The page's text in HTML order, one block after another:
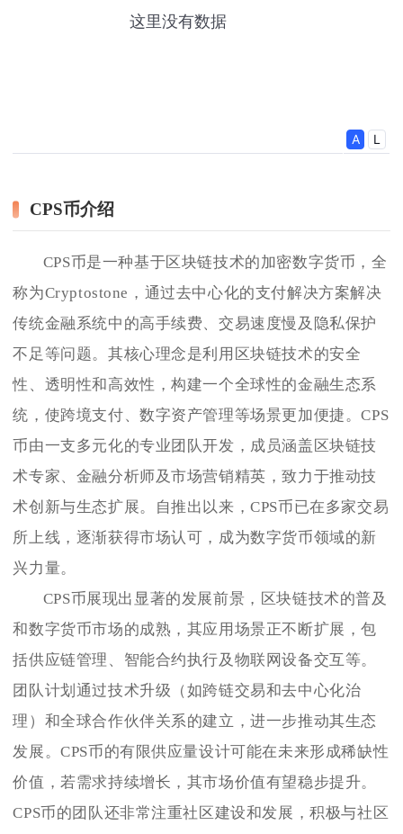
CPS币介绍
CPS币是一种基于区块链技术的加密数字货币，全
称为Cryptostone，通过去中心化的支付解决方案解决
传统金融系统中的高手续费、交易速度慢及隐私保护
不足等问题。其核心理念是利用区块链技术的安全
性、透明性和高效性，构建一个全球性的金融生态系
统，使跨境支付、数字资产管理等场景更加便捷。CPS
币由一支多元化的专业团队开发，成员涵盖区块链技
术专家、金融分析师及市场营销精英，致力于推动技
术创新与生态扩展。自推出以来，CPS币已在多家交易
所上线，逐渐获得市场认可，成为数字货币领域的新
兴力量。
CPS币展现出显著的发展前景，区块链技术的普及
和数字货币市场的成熟，其应用场景正不断扩展，包
括供应链管理、智能合约执行及物联网设备交互等。
团队计划通过技术升级（如跨链交易和去中心化治
理）和全球合作伙伴关系的建立，进一步推动其生态
发展。CPS币的有限供应量设计可能在未来形成稀缺性
价值，若需求持续增长，其市场价值有望稳步提升。
CPS币的团队还非常注重社区建设和发展，积极与社区